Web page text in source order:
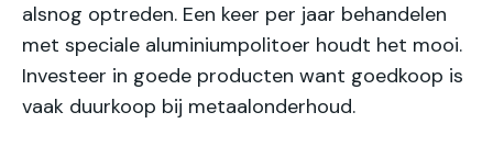
alsnog optreden. Een keer per jaar behandelen
met speciale aluminiumpolitoer houdt het mooi.
Investeer in goede producten want goedkoop is
vaak duurkoop bij metaalonderhoud.